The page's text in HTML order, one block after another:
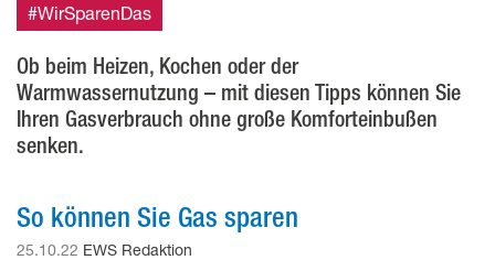
#WirSparenDas
Ob beim Heizen, Kochen oder der
Warmwassernutzung – mit diesen Tipps können Sie
Ihren Gasverbrauch ohne große Komforteinbußen
senken.
So können Sie Gas sparen
25.10.22 EWS Redaktion